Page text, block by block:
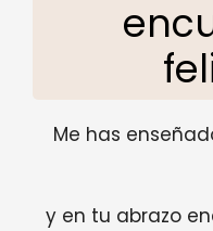
Me has
y en tu abrazo